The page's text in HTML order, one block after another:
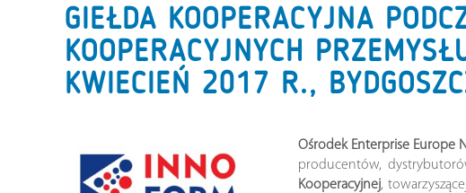
GIEŁDA KOOPERACYJNA
KOOPERACYJNYCH
KWIECIEŃ 2017 R.,
Ośrodek Enterprise Europe
producentów,
Kooperacyjnej,